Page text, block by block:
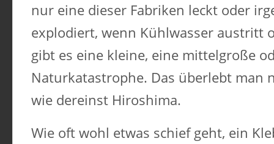
nur eine dieser Fabriken leckt oder
explodiert, wenn Kühlwasser austritt
gibt es eine kleine, eine mittelgroße
Naturkatastrophe. Das überlebt man
wie dereinst Hiroshima.
Wie oft wohl etwas schief geht, ein